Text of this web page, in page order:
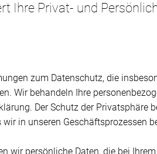
Ihre Privat- und
zum Datenschutz, die
Wir behandeln Ihre
Der Schutz der Privatsphäre
in unseren Geschäftsprozessen
persönliche Daten, die bei